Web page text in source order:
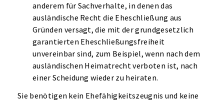
anderem für Sachverhalte, in denen das
ausländische Recht die Eheschließung aus
Gründen versagt, die mit der grundgesetzlich
garantierten Eheschließungsfreiheit
unvereinbar sind, zum Beispiel, wenn nach dem
ausländischen Heimatrecht verboten ist, nach
einer Scheidung wieder zu heiraten.
Sie benötigen kein Ehefähigkeitszeugnis und keine